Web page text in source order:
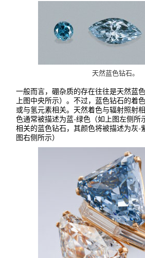
天然蓝色钻石。
一般而言，硼杂质的存在往往是天然蓝
上图中央所示）。不过，蓝色钻石的着
或与氢元素相关。天然着色与辐射照射
色通常被描述为蓝-绿色（如上图左侧所
相关的蓝色钻石，其颜色将被描述为灰-
图右侧所示）